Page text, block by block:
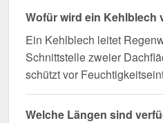
Wofür wird ein Kehlblech
Ein Kehlblech leitet
Schnittstelle zweier
schützt vor
Welche Längen sind